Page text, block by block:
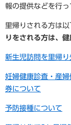
報の提供などを行っ
里帰りされる方は以
りをされる方は、
新生児訪問を里帰
妊婦健康診査・産
券について
予防接種について